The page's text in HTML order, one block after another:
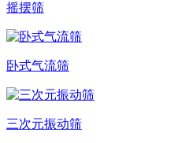
摇摆筛
卧式气流筛
三次元振动筛